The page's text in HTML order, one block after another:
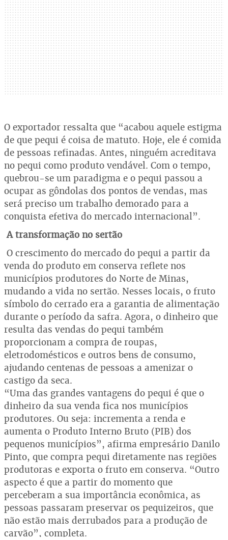
O exportador ressalta que “acabou aquele estigma
de que pequi é coisa de matuto. Hoje, ele é comida
de pessoas refinadas. Antes, ninguém acreditava
no pequi como produto vendável. Com o tempo,
quebrou-se um paradigma e o pequi passou a
ocupar as gôndolas dos pontos de vendas, mas
será preciso um trabalho demorado para a
conquista efetiva do mercado internacional”.
A transformação no sertão
O crescimento do mercado do pequi a partir da
venda do produto em conserva reflete nos
municípios produtores do Norte de Minas,
mudando a vida no sertão. Nesses locais, o fruto
símbolo do cerrado era a garantia de alimentação
durante o período da safra. Agora, o dinheiro que
resulta das vendas do pequi também
proporcionam a compra de roupas,
eletrodomésticos e outros bens de consumo,
ajudando centenas de pessoas a amenizar o
castigo da seca.
“Uma das grandes vantagens do pequi é que o
dinheiro da sua venda fica nos municípios
produtores. Ou seja: incrementa a renda e
aumenta o Produto Interno Bruto (PIB) dos
pequenos municípios”, afirma empresário Danilo
Pinto, que compra pequi diretamente nas regiões
produtoras e exporta o fruto em conserva. “Outro
aspecto é que a partir do momento que
perceberam a sua importância econômica, as
pessoas passaram preservar os pequizeiros, que
não estão mais derrubados para a produção de
carvão”, completa.